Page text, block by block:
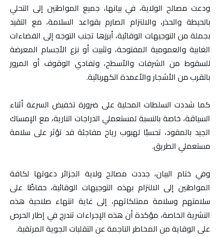
ودعت مصالح الولاية، في بيانها، جميع المواطنين إلى التحلي
بالحيطة والحذر، والالتزام الصارم بقواعد السلامة، مع التقيد
بجملة من التوجيهات الوقائية، أبرزها تجنب التوجه إلى الفضاءات
الغابية والعمومية المفتوحة، وتثبيت أو نزع الأجسام المعرضة
للسقوط من الشرفات والأسطح، وتفادي الوقوف أو المرور
بالقرب من الأشجار والأعمدة الكهربائية.
كما شددت السلطات المحلية على ضرورة تخفيض السرعة أثناء
السياقة، خاصة بالنسبة لمستعملي الدراجات النارية، مع الإمساك
الجيد بالمقود، تحسبًا لهبوب رياح مفاجئة قد تؤثر على سلامة
مستعملي الطريق.
وفي ختام البيان، جددت مصالح ولاية الجزائر دعوتها لكافة
المواطنين إلى الالتزام بهذه التوجيهات الوقائية، حفاظًا على
سلامتهم وسلامة ممتلكاتهم، إلى غاية انتهاء صلاحية هذه
النشرية الخاصة، مؤكدة أن هذه الإجراءات تندرج في إطار الحرص
على الوقاية من المخاطر الناجمة عن التقلبات الجوية المرتقبة.